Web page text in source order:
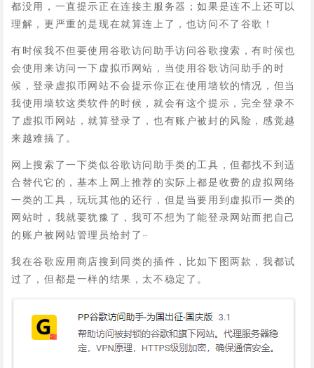
都没用，一直提示正在连接主服务器；如果是连不上还可以
理解，更严重的是现在就算连上了，也访问不了谷歌！
有时候我不但要使用谷歌访问助手访问谷歌搜索，有时候也
会使用来访问一下虚拟币网站，当使用谷歌访问助手的时
候，登录虚拟币网站不会提示你正在使用墙软的情况，但当
我使用墙软这类软件的时候，就会有这个提示，完全登录不
了虚拟币网站，就算登录了，也有账户被封的风险，感觉越
来越难搞了。
网上搜索了一下类似谷歌访问助手类的工具，但都找不到适
合替代它的，基本上网上推荐的实际上都是收费的虚拟网络
一类的工具，玩玩其他的还行，但是当要用到虚拟币一类的
网站时，我就要犹豫了，我可不想为了能登录网站而把自己
的账户被网站管理员给封了~
我在谷歌应用商店搜到同类的插件，比如下图两款，我都试
过了，但都是一样的结果，太不稳定了。